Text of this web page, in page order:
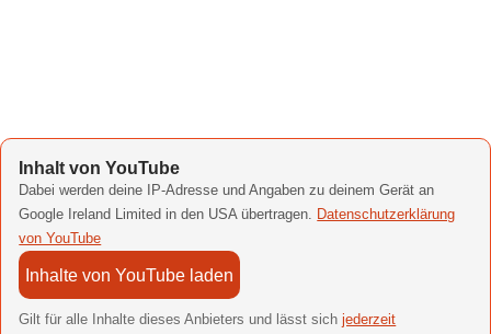
Inhalt von YouTube
Dabei werden deine IP-Adresse und Angaben zu deinem Gerät an
Google Ireland Limited in den USA übertragen. Datenschutzerklärung
von YouTube
Inhalte von YouTube laden
Gilt für alle Inhalte dieses Anbieters und lässt sichjederzeit